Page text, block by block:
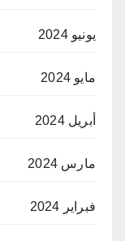
يونيو 2024
مايو 2024
أبريل 2024
مارس 2024
فبراير 2024